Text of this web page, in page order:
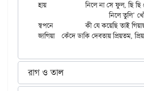
হায়		নিলে না সে ফুল, ছি ছি বেভুল,
			নিলে তুলি’ খোঁপা খুলি’ কুসুম-ডোর।
স্বপনে		কী যে কয়েছি তাই গিয়াছ চলি’
রাগ ও তাল